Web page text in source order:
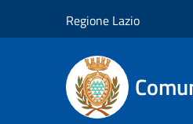
Regione Lazio